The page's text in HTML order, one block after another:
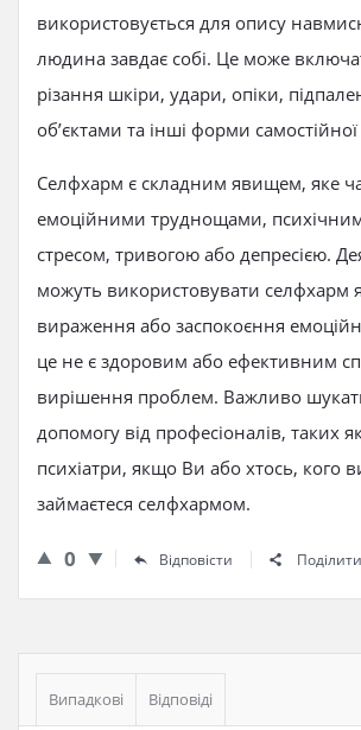
використовується для опису
людина завдає собі. Це може
різання шкіри, удари, опіки,
об’єктами та інші форми
Селфхарм є складним явищем, яке
емоційними труднощами,
стресом, тривогою або депресією.
можуть використовувати селфхарм
вираження або заспокоєння
це не є здоровим або ефективним
вирішення проблем. Важливо
допомогу від професіоналів, таких
психіатри, якщо Ви або хтось, кого
займаєтеся селфхармом.
0 Відповісти
Бічна
панель
Випадкові Відповіді